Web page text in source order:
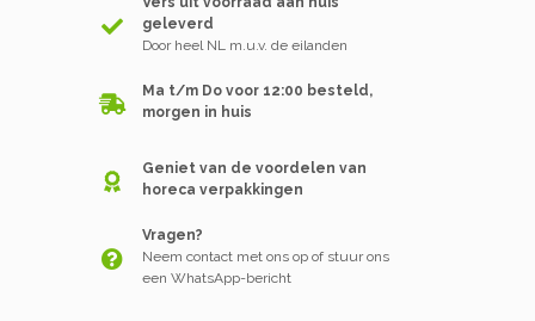
geleverd
Door heel NL m.u.v. de eilanden
Ma t/m Do voor 12:00 besteld,
morgen in huis
Geniet van de voordelen van
horeca verpakkingen
Vragen?
Neem contact met ons op of stuur ons
een WhatsApp-bericht